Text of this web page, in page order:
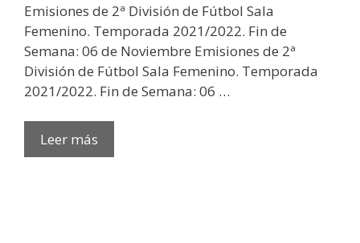
Emisiones de 2ª División de Fútbol Sala
Femenino. Temporada 2021/2022. Fin de
Semana: 06 de Noviembre Emisiones de 2ª
División de Fútbol Sala Femenino. Temporada
2021/2022. Fin de Semana: 06 …
Leer más